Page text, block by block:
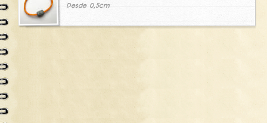
Desde 0,5cm